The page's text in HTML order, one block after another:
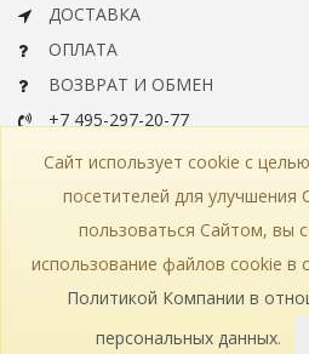
ДОСТАВКА
ОПЛАТА
ВОЗВРАТ И ОБМЕН
+7 495-297-20-77
info@bohemiaartclassic.ru
СКАЧАТЬ КАТАЛОГ
КАТАЛОГ
ПОЛИТИКА
СТАТЬИ
ПРОИЗВОДСТВО
© 2018—2026 Bohemia Art Classic
Сайт использует cookie с
посетителей для улучшения
пользоваться Сайтом, вы
использование файлов cookie в
Политикой Компании в
персональных данных.